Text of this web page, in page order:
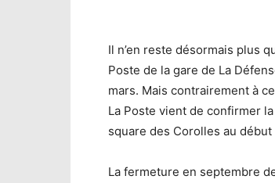
Il n’en reste désormais plus
Poste de la gare de La
mars. Mais contrairement à
La Poste vient de confirmer
square des Corolles au
La fermeture en septembre